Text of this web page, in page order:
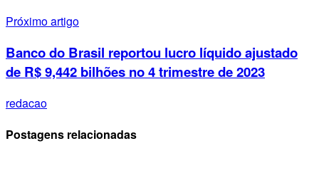
Próximo artigo
Banco do Brasil reportou lucro líquido ajustado
de R$ 9,442 bilhões no 4 trimestre de 2023
redacao
Postagens relacionadas